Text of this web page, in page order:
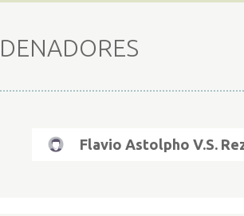
Flavio Astolpho V.S.